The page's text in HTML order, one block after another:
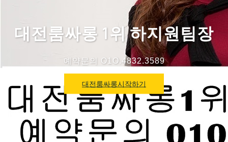
대전룸싸롱 1위 하지원팀장
예약문의 O1O.4832.3589
대전룸싸롱시작하기